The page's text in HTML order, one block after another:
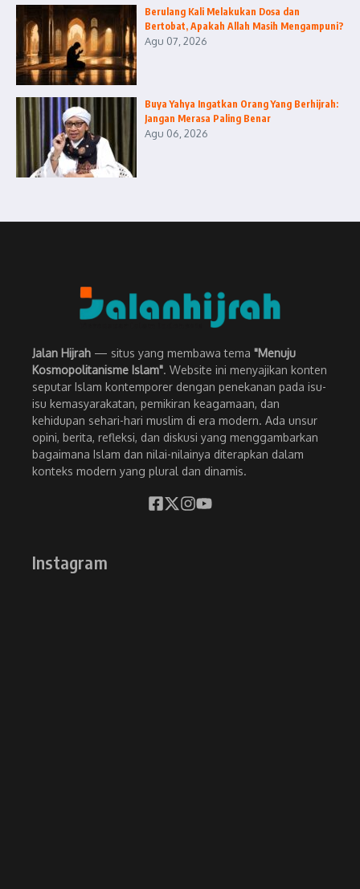
Berulang Kali Melakukan Dosa dan
Bertobat, Apakah Allah Masih Mengampuni?
Agu 07, 2026
Buya Yahya Ingatkan Orang Yang Berhijrah:
Jangan Merasa Paling Benar
Agu 06, 2026
Jalan Hijrah — situs yang membawa tema "Menuju
Kosmopolitanisme Islam". Website ini menyajikan konten
seputar Islam kontemporer dengan penekanan pada isu-
isu kemasyarakatan, pemikiran keagamaan, dan
kehidupan sehari-hari muslim di era modern. Ada unsur
opini, berita, refleksi, dan diskusi yang menggambarkan
bagaimana Islam dan nilai-nilainya diterapkan dalam
konteks modern yang plural dan dinamis.
Instagram